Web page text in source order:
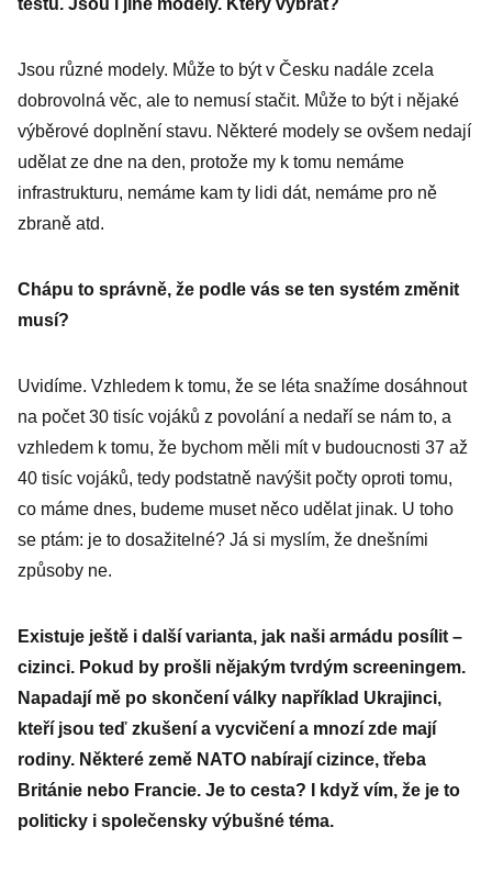
testů. Jsou i jiné modely. Který vybrat?
Jsou různé modely. Může to být v Česku nadále zcela
dobrovolná věc, ale to nemusí stačit. Může to být i nějaké
výběrové doplnění stavu. Některé modely se ovšem nedají
udělat ze dne na den, protože my k tomu nemáme
infrastrukturu, nemáme kam ty lidi dát, nemáme pro ně
zbraně atd.
Chápu to správně, že podle vás se ten systém změnit
musí?
Uvidíme. Vzhledem k tomu, že se léta snažíme dosáhnout
na počet 30 tisíc vojáků z povolání a nedaří se nám to, a
vzhledem k tomu, že bychom měli mít v budoucnosti 37 až
40 tisíc vojáků, tedy podstatně navýšit počty oproti tomu,
co máme dnes, budeme muset něco udělat jinak. U toho
se ptám: je to dosažitelné? Já si myslím, že dnešními
způsoby ne.
Existuje ještě i další varianta, jak naši armádu posílit –
cizinci. Pokud by prošli nějakým tvrdým screeningem.
Napadají mě po skončení války například Ukrajinci,
kteří jsou teď zkušení a vycvičení a mnozí zde mají
rodiny. Některé země NATO nabírají cizince, třeba
Británie nebo Francie. Je to cesta? I když vím, že je to
politicky i společensky výbušné téma.